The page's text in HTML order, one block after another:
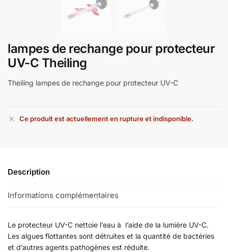
lampes de rechange pour protecteur
UV-C Theiling
Theiling lampes de rechange pour protecteur UV-C
Ce produit est actuellement en rupture et indisponible.
Description
Informations complémentaires
Le protecteur UV-C nettoie l’eau à l’aide de la lumière UV-C.
Les algues flottantes sont détruites et la quantité de bactéries
et d’autres agents pathogènes est réduite.